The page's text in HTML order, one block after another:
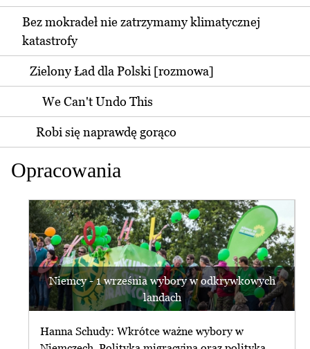
Bez mokradeł nie zatrzymamy klimatycznej
katastrofy
Zielony Ład dla Polski [rozmowa]
We Can't Undo This
Robi się naprawdę gorąco
Opracowania
Niemcy - 1 września wybory w odkrywkowych
landach
Hanna Schudy: Wkrótce ważne wybory w